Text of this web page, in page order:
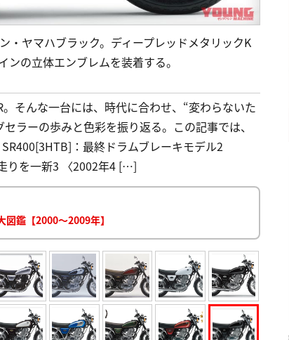
・ヤマハブラック。ディープレッドメタリックK
の立体エンブレムを装着する。
そんな一台には、時代に合わせ、“変わらないた
ラーの歩みと色彩を振り返る。この記事では、
：最終ドラムブレーキモデル2
りを一新3 〈2002年4 […]
鑑【2000～2009年】